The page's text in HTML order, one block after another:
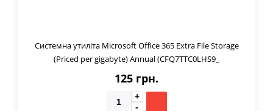
Системна утиліта Microsoft Office 365 Extra File Storage
(Priced per gigabyte) Annual (CFQ7TTC0LHS9_
125 грн.